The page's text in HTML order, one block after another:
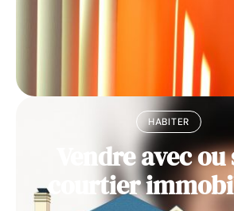
HABITER
Vendre avec
courtier